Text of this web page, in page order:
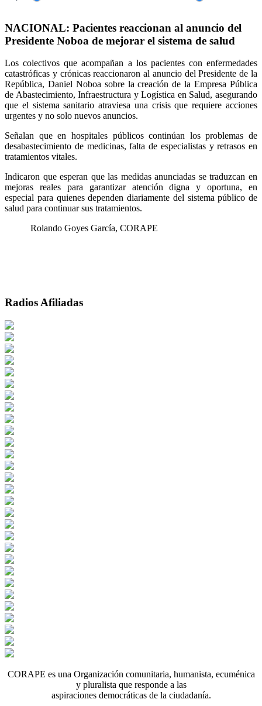
NACIONAL: Pacientes reaccionan al anuncio del
Presidente Noboa de mejorar el sistema de salud
Los colectivos que acompañan a los pacientes con enfermedades
catastróficas y crónicas reaccionaron al anuncio del Presidente de la
República, Daniel Noboa sobre la creación de la Empresa Pública
de Abastecimiento, Infraestructura y Logística en Salud, asegurando
que el sistema sanitario atraviesa una crisis que requiere acciones
urgentes y no solo nuevos anuncios.
Señalan que en hospitales públicos continúan los problemas de
desabastecimiento de medicinas, falta de especialistas y retrasos en
tratamientos vitales.
Indicaron que esperan que las medidas anunciadas se traduzcan en
mejoras reales para garantizar atención digna y oportuna, en
especial para quienes dependen diariamente del sistema público de
salud para continuar sus tratamientos.
Rolando Goyes García, CORAPE
Radios Afiliadas
CORAPE es una Organización comunitaria, humanista, ecuménica
y pluralista que responde a las
aspiraciones democráticas de la ciudadanía.